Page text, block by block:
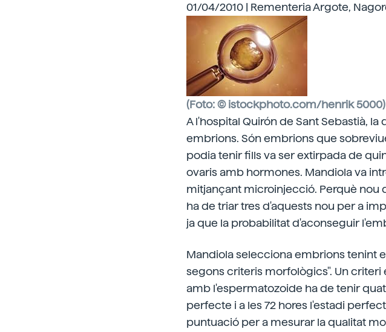
01/04/2010 | Rementeria Argote,
(Foto: © istockphoto.com/henrik 5000)
A l'hospital Quirón de Sant Sebastià,
embrions. Són embrions que
podia tenir fills va ser extirpada de
ovaris amb hormones. Mandiola va
mitjançant microinjecció. Perquè nou
ha de triar tres d'aquests nou per a
ja que la probabilitat d'aconseguir
Mandiola selecciona embrions tenint
segons criteris morfològics". Un
amb l'espermatozoide ha de tenir
perfecte i a les 72 hores l'estadi
puntuació per a mesurar la qualitat